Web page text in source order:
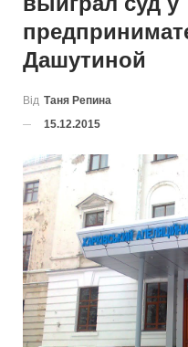
Дашутиной
Від Таня Репина
15.12.2015